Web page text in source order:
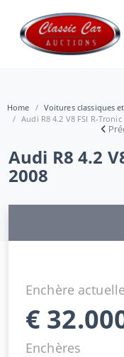
Home
Voitures classiques
Audi R8 4.2 V8 FSI R-Tronic
Audi R8 4.2
2008
Enchère actuelle
€
Enchères